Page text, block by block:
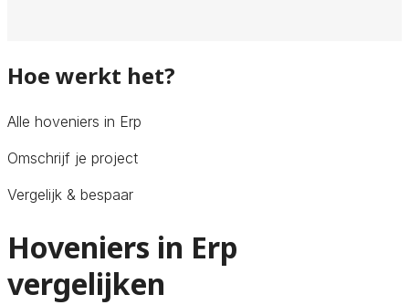
Hoe werkt het?
Alle hoveniers in Erp
Omschrijf je project
Vergelijk & bespaar
Hoveniers in Erp
vergelijken